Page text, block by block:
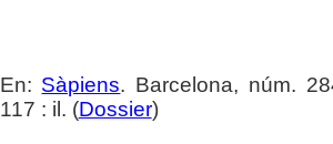
En: Sàpiens. Barcelona, núm.
117 : il. (Dossier)